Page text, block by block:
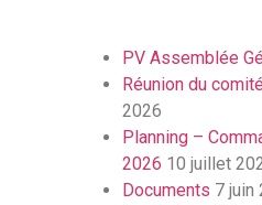
PV Assemblée
Réunion du
2026
Planning –
2026 10 juillet
Documents 7 juin